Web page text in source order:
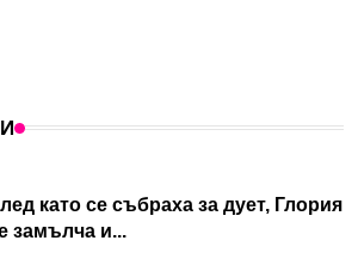
като се събраха за дует, Глория
замълча и...